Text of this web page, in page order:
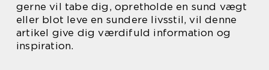
gerne vil tabe dig, opretholde en sund vægt
eller blot leve en sundere livsstil, vil denne
artikel give dig værdifuld information og
inspiration.